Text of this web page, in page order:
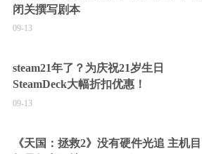
闭关撰写剧本
09-13
steam21年了？为庆祝21岁生日
SteamDeck大幅折扣优惠！
09-13
《天国：拯救2》没有硬件光追 主机目